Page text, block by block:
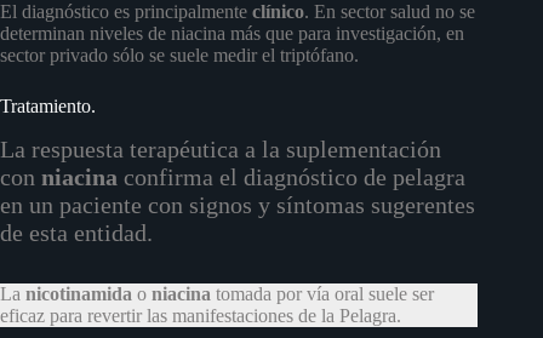
El diagnóstico es principalmente clínico. En sector salud no se
determinan niveles de niacina más que para investigación, en
sector privado sólo se suele medir el triptófano.
Tratamiento.
La respuesta terapéutica a la suplementación
con niacina confirma el diagnóstico de pelagra
en un paciente con signos y síntomas sugerentes
de esta entidad.
La nicotinamida o niacina tomada por vía oral suele ser
eficaz para revertir las manifestaciones de la Pelagra.